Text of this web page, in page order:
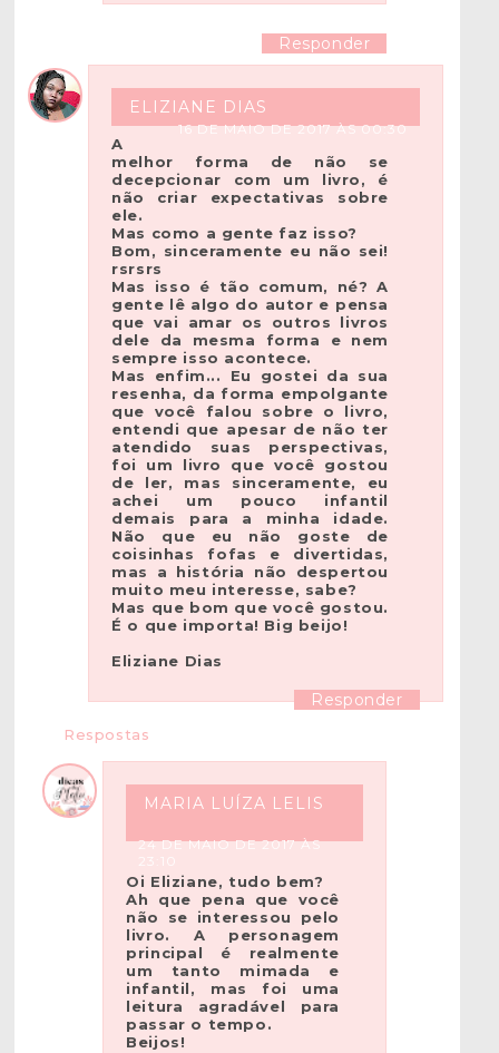
Responder
ELIZIANE DIAS
16 DE MAIO DE 2017 ÀS 00:30
A
melhor forma de não se
decepcionar com um livro, é
não criar expectativas sobre
ele.
Mas como a gente faz isso?
Bom, sinceramente eu não sei!
rsrsrs
Mas isso é tão comum, né? A
gente lê algo do autor e pensa
que vai amar os outros livros
dele da mesma forma e nem
sempre isso acontece.
Mas enfim... Eu gostei da sua
resenha, da forma empolgante
que você falou sobre o livro,
entendi que apesar de não ter
atendido suas perspectivas,
foi um livro que você gostou
de ler, mas sinceramente, eu
achei um pouco infantil
demais para a minha idade.
Não que eu não goste de
coisinhas fofas e divertidas,
mas a história não despertou
muito meu interesse, sabe?
Mas que bom que você gostou.
É o que importa! Big beijo!
Eliziane Dias
Responder
Respostas
MARIA LUÍZA LELIS
24 DE MAIO DE 2017 ÀS
23:10
Oi Eliziane, tudo bem?
Ah que pena que você
não se interessou pelo
livro. A personagem
principal é realmente
um tanto mimada e
infantil, mas foi uma
leitura agradável para
passar o tempo.
Beijos!